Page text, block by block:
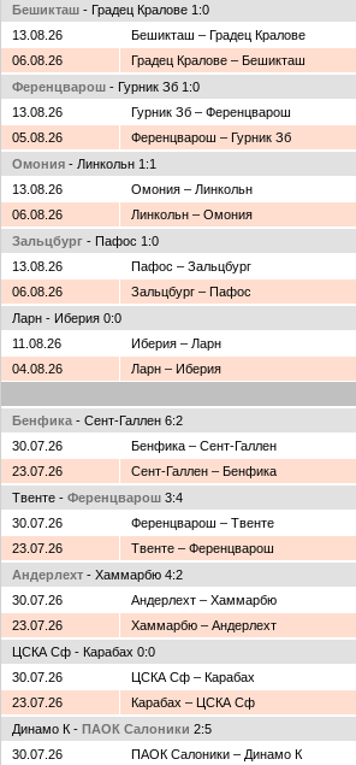
Бешикташ - Градец Кралове 1:0
13.08.26
Бешикташ – Градец Кралове
06.08.26
Градец Кралове – Бешикташ
Ференцварош - Гурник Зб 1:0
13.08.26
Гурник Зб – Ференцварош
05.08.26
Ференцварош – Гурник Зб
Омония - Линкольн 1:1
13.08.26
Омония – Линкольн
06.08.26
Линкольн – Омония
Зальцбург - Пафос 1:0
13.08.26
Пафос – Зальцбург
06.08.26
Зальцбург – Пафос
Ларн - Иберия 0:0
11.08.26
Иберия – Ларн
04.08.26
Ларн – Иберия
Бенфика - Сент-Галлен 6:2
30.07.26
Бенфика – Сент-Галлен
23.07.26
Сент-Галлен – Бенфика
Твенте - Ференцварош 3:4
30.07.26
Ференцварош – Твенте
23.07.26
Твенте – Ференцварош
Андерлехт - Хаммарбю 4:2
30.07.26
Андерлехт – Хаммарбю
23.07.26
Хаммарбю – Андерлехт
ЦСКА Сф - Карабах 0:0
30.07.26
ЦСКА Сф – Карабах
23.07.26
Карабах – ЦСКА Сф
Динамо К - ПАОК Салоники 2:5
30.07.26
ПАОК Салоники – Динамо К